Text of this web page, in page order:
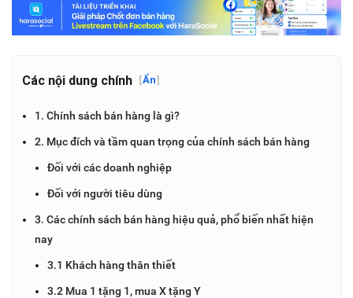
Các nội dung chính [Ẩn]
1. Chính sách bán hàng là gì?
2. Mục đích và tầm quan trọng của chính sách bán hàng
Đối với các doanh nghiệp
Đối với người tiêu dùng
3. Các chính sách bán hàng hiệu quả, phổ biến nhất hiện
nay
3.1 Khách hàng thân thiết
3.2 Mua 1 tặng 1, mua X tặng Y